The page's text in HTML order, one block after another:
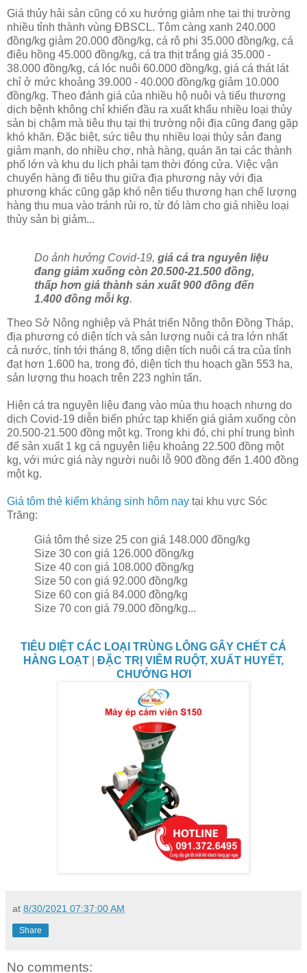
Giá thủy hải sản cũng có xu hướng giảm nhẹ tại thị trường
nhiều tỉnh thành vùng ĐBSCL. Tôm càng xanh 240.000
đồng/kg giảm 20.000 đồng/kg, cá rô phi 35.000 đồng/kg, cá
điêu hồng 45.000 đồng/kg, cá tra thịt trắng giá 35.000 -
38.000 đồng/kg, cá lóc nuôi 60.000 đồng/kg, giá cá thát lát
chỉ ở mức khoảng 39.000 - 40.000 đồng/kg giảm 10.000
đồng/kg. Theo đánh giá của nhiều hộ nuôi và tiểu thương
dịch bệnh không chỉ khiến đầu ra xuất khẩu nhiều loại thủy
sản bị chậm mà tiêu thụ tại thị trường nội địa cũng đang gặp
khó khăn. Ðặc biệt, sức tiêu thụ nhiều loại thủy sản đang
giảm mạnh, do nhiều chợ, nhà hàng, quán ăn tại các thành
phố lớn và khu du lịch phải tạm thời đóng cửa. Việc vận
chuyển hàng đi tiêu thụ giữa địa phương này với địa
phương khác cũng gặp khó nên tiểu thương hạn chế lượng
hàng thu mua vào tránh rủi ro, từ đó làm cho giá nhiều loại
thủy sản bị giảm...
Do ảnh hưởng Covid-19, giá cá tra nguyên liệu
đang giảm xuống còn 20.500-21.500 đồng,
thấp hơn giá thành sản xuất 900 đồng đến
1.400 đồng mỗi kg.
Theo Sở Nông nghiệp và Phát triển Nông thôn Đồng Tháp,
địa phương có diện tích và sản lượng nuôi cá tra lớn nhất
cả nước, tính tới tháng 8, tổng diện tích nuôi cá tra của tỉnh
đạt hơn 1.600 ha, trong đó, diện tích thu hoạch gần 553 ha,
sản lượng thu hoạch trên 223 nghìn tấn.
Hiện cá tra nguyên liệu đang vào mùa thu hoạch nhưng do
dịch Covid-19 diễn biến phức tạp khiến giá giảm xuống còn
20.500-21.500 đồng một kg. Trong khi đó, chi phí trung bình
để sản xuất 1 kg cá nguyên liệu khoảng 22.500 đồng một
kg, với mức giá này người nuôi lỗ 900 đồng đến 1.400 đồng
một kg.
Giá tôm thẻ kiểm kháng sinh hôm nay tại khu vực Sóc
Trăng:
Giá tôm thẻ size 25 con giá 148.000 đồng/kg
Size 30 con giá 126.000 đồng/kg
Size 40 con giá 108.000 đồng/kg
Size 50 con giá 92.000 đồng/kg
Size 60 con giá 84.000 đồng/kg
Size 70 con giá 79.000 đồng/kg...
TIÊU DIỆT CÁC LOẠI TRÙNG LÔNG GÂY CHẾT CÁ
HÀNG LOẠT
ĐẶC TRỊ VIÊM RUỘT, XUẤT HUYẾT,
CHƯỚNG HƠI
at 8/30/2021 07:37:00 AM
Share
No comments: